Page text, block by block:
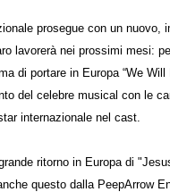
prosegue con un nuovo,
lavorerà nei prossimi mesi:
di portare in Europa “We Will
del celebre musical con le
internazionale nel cast.
ritorno in Europa di
questo dalla PeepArrow